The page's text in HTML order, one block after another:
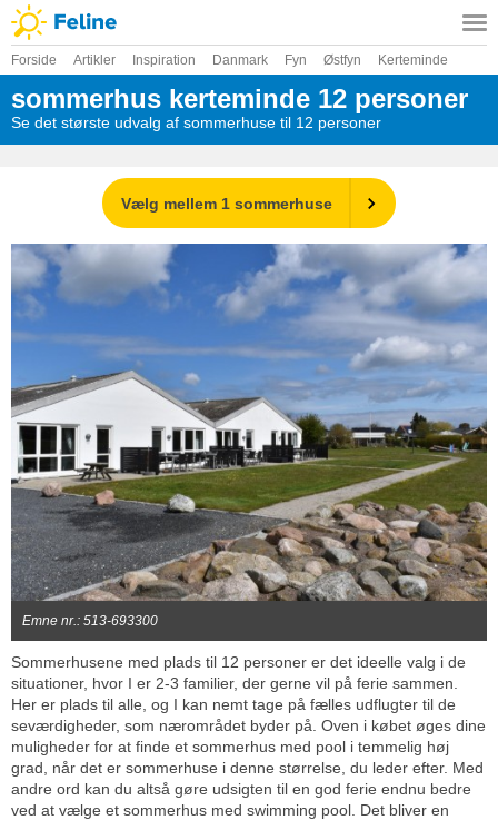
Forside Artikler Inspiration Danmark Fyn Østfyn Kerteminde
sommerhus kerteminde 12 personer
Se det største udvalg af sommerhuse til 12 personer
Vælg mellem 1 sommerhuse
Emne nr.: 513-693300
Sommerhusene med plads til 12 personer er det ideelle valg i de
situationer, hvor I er 2-3 familier, der gerne vil på ferie sammen.
Her er plads til alle, og I kan nemt tage på fælles udflugter til de
seværdigheder, som nærområdet byder på. Oven i købet øges dine
muligheder for at finde et sommerhus med pool i temmelig høj
grad, når det er sommerhuse i denne størrelse, du leder efter. Med
andre ord kan du altså gøre udsigten til en god ferie endnu bedre
ved at vælge et sommerhus med swimming pool. Det bliver en